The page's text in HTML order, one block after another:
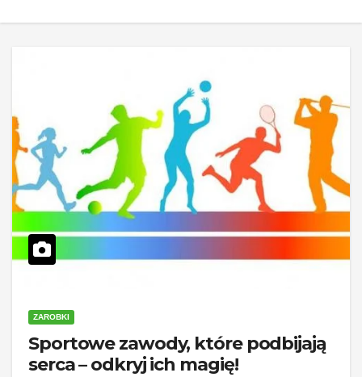
ZAROBKI
Sportowe zawody, które podbijają
serca – odkryj ich magię!